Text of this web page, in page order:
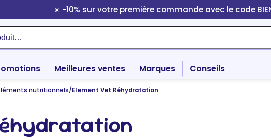
☀️ -10% sur votre première commande avec le code
Meilleures ventes Marques Conseils
nutritionnels/Element Vet Réhydratation